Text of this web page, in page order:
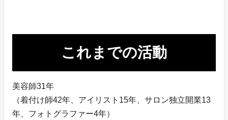
これまでの活動
美容師31年
（着付け師42年、アイリスト15年、サロン独立開業13
年、フォトグラファー4年）